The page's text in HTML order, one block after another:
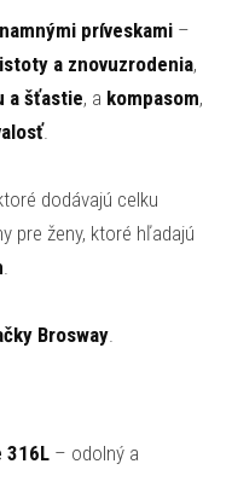
príveskami –
a znovuzrodenia,
a šťastie, a kompasom,
.
dodávajú celku
pre ženy, ktoré hľadajú
.
Brosway.
316L – odolný a